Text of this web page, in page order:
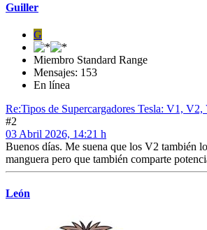
Guiller
G
Miembro Standard Range
Mensajes: 153
En línea
Re:Tipos de Supercargadores Tesla: V1,
#2
03 Abril 2026, 14:21 h
Buenos días. Me suena que los V2 también
manguera pero que también comparte
León